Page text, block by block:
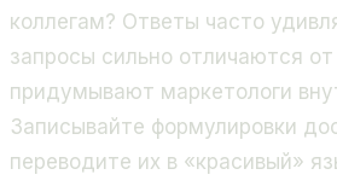
коллегам? Ответы часто
запросы сильно отличаются от
придумывают маркетологи
Записывайте формулировки
переводите их в «красивый»